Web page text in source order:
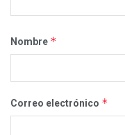
Nombre *
Correo electrónico *